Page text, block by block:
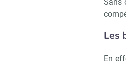
Sans
Les
En